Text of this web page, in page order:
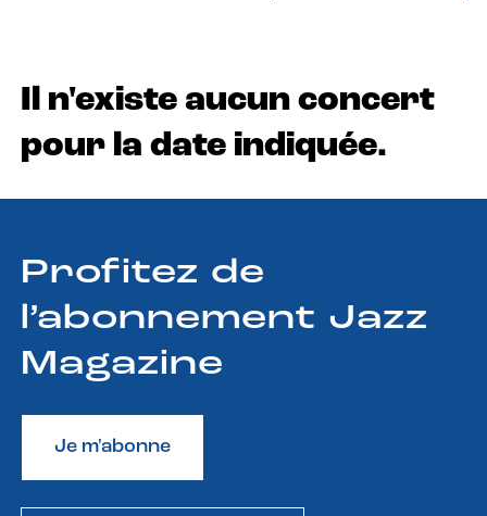
Il n'existe aucun concert
pour la date indiquée.
Profitez de
l’abonnement Jazz
Magazine
Je m'abonne